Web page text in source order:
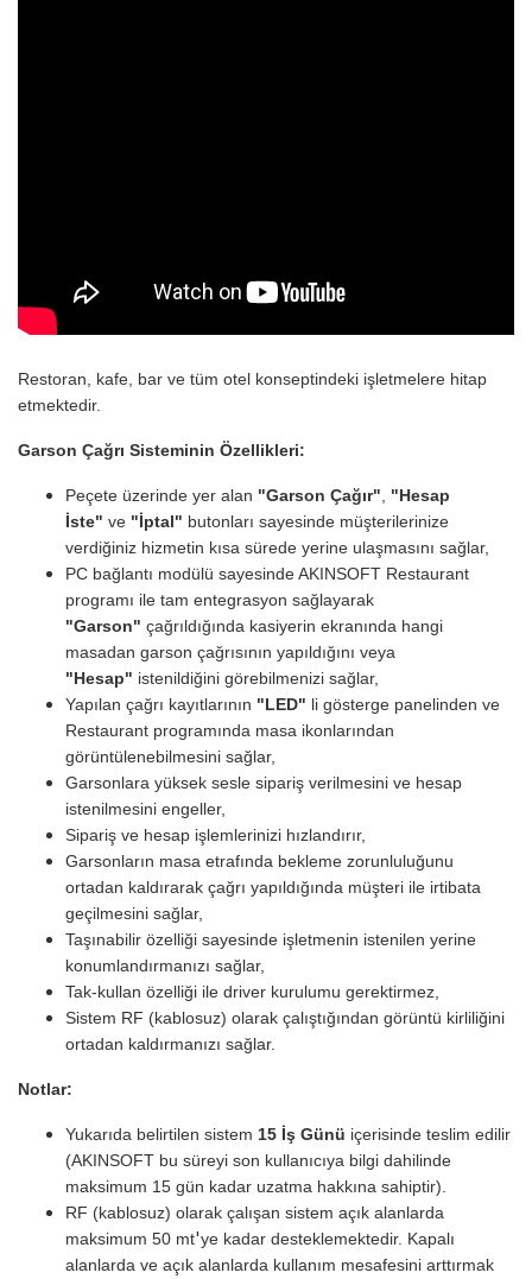
Restoran, kafe, bar ve tüm otel konseptindeki işletmelere hitap
etmektedir.
Garson Çağrı Sisteminin Özellikleri:
Peçete üzerinde yer alan "Garson Çağır"
"Hesap
İste" ve "İptal" butonları sayesinde müşterilerinize
verdiğiniz hizmetin kısa sürede yerine ulaşmasını sağlar,
PC bağlantı modülü sayesinde AKINSOFT Restaurant
programı ile tam entegrasyon sağlayarak
"Garson" çağrıldığında kasiyerin ekranında hangi
masadan garson çağrısının yapıldığını veya
"Hesap" istenildiğini görebilmenizi sağlar,
Yapılan çağrı kayıtlarının "LED" li gösterge panelinden ve
Restaurant programında masa ikonlarından
görüntülenebilmesini sağlar,
Garsonlara yüksek sesle sipariş verilmesini ve hesap
istenilmesini engeller,
Sipariş ve hesap işlemlerinizi hızlandırır,
Garsonların masa etrafında bekleme zorunluluğunu
ortadan kaldırarak çağrı yapıldığında müşteri ile irtibata
geçilmesini sağlar,
Taşınabilir özelliği sayesinde işletmenin istenilen yerine
konumlandırmanızı sağlar,
Tak-kullan özelliği ile driver kurulumu gerektirmez,
Sistem RF (kablosuz) olarak çalıştığından görüntü kirliliğini
ortadan kaldırmanızı sağlar.
Notlar:
Yukarıda belirtilen sistem 15 İş Günü içerisinde teslim edilir
(AKINSOFT bu süreyi son kullanıcıya bilgi dahilinde
maksimum 15 gün kadar uzatma hakkına sahiptir).
RF (kablosuz) olarak çalışan sistem açık alanlarda
maksimum 50 mt'ye kadar desteklemektedir. Kapalı
alanlarda ve açık alanlarda kullanım mesafesini arttırmak